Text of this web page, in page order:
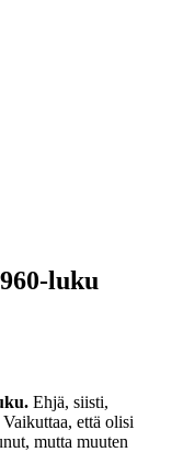
luku
Ehjä, siisti,
että olisi
mutta muuten